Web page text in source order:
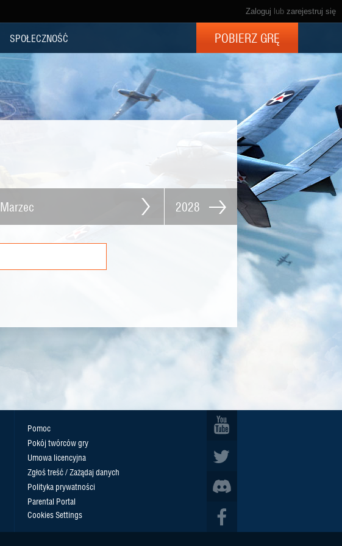
Zaloguj lub zarejestruj się
SPOŁECZNOŚĆ POBIERZ GRĘ
Marzec 2028
Pomoc
Pokój twórców gry
Umowa licencyjna
Zgłoś treść / Zażądaj danych
Polityka prywatności
Parental Portal
Cookies Settings